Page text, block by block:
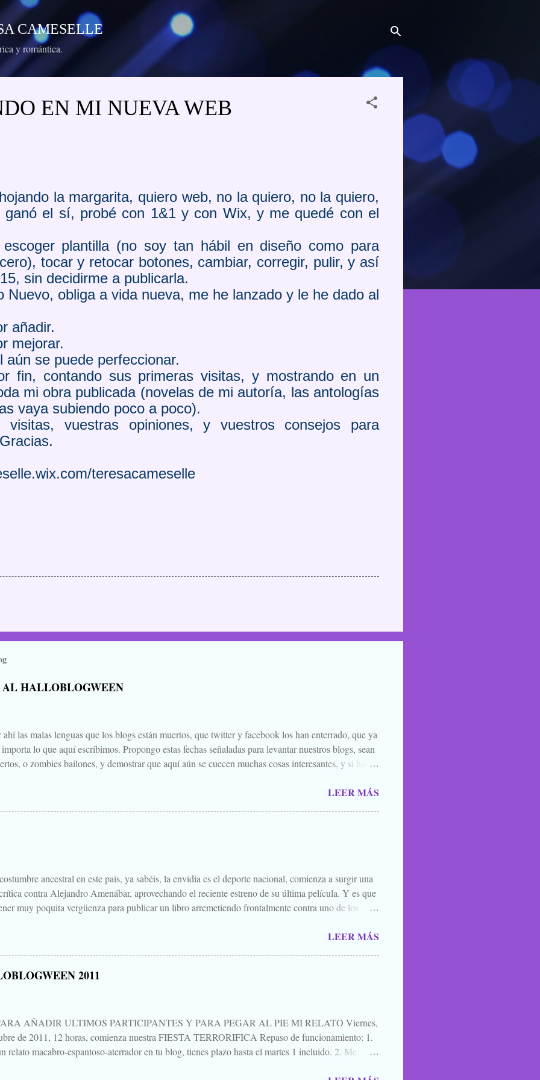
Ir al contenido principal
CAMESELLE
y romántica.
EN MI NUEVA WEB
la margarita, quiero web, no la quiero, no la quiero,
ganó el sí, probé con 1&1 y con Wix, y me quedé con el
escoger plantilla (no soy tan hábil en diseño como para
tocar y retocar botones, cambiar, corregir, pulir, y así
sin decidirme a publicarla.
Nuevo, obliga a vida nueva, me he lanzado y le he dado al
añadir.
mejorar.
aún se puede perfeccionar.
fin, contando sus primeras visitas, y mostrando en un
mi obra publicada (novelas de mi autoría, las antologías
vaya subiendo poco a poco).
visitas, vuestras opiniones, y vuestros consejos para
teresacameselle
AL HALLOBLOGWEEN
las malas lenguas que los blogs están muertos, que twitter y facebook los han enterrado, que ya
lo que aquí escribimos. Propongo estas fechas señaladas para levantar nuestros blogs, sean
o zombies bailones, y demostrar que aquí aún se cuecen muchas cosas interesantes, y si hace
Comienza el .... Os convoco a todos, amigos, conocidos, amigos de amigos, blogueros en
LEER MÁS
ancestral en este país, ya sabéis, la envidia es el deporte nacional, comienza a surgir una
contra Alejandro Amenábar, aprovechando el reciente estreno de su última película. Y es que
muy poquita vergüenza para publicar un libro arremetiendo frontalmente contra uno de los
sales de la sala es "no parece cine español", decía, que hay que tener mucha caradura para
está Google. Tampoco quiero hablar mucho de "Agora", porque no es una película para
LEER MÁS
2011
AÑADIR ULTIMOS PARTICIPANTES Y PARA PEGAR AL PIE MI RELATO Viernes,
de 2011, 12 horas, comienza nuestra FIESTA TERRORIFICA Repaso de funcionamiento: 1.
relato macabro-espantoso-aterrador en tu blog, tienes plazo hasta el martes 1 incluido. 2. Me